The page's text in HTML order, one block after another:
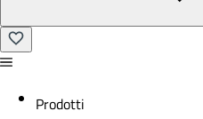
Prodotti